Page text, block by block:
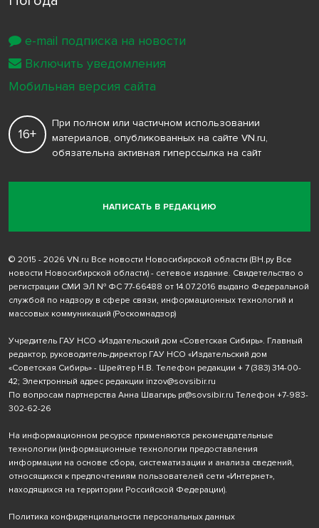
НАПИСАТЬ В РЕДАКЦИЮ
16+
При полном или частичном использовании
материалов, опубликованных на сайте VN.ru,
обязательна активная гиперссылка на сайт
© 2015 - 2026 VN.ru Все новости Новосибирской области (ВН.ру Все
новости Новосибирской области) - сетевое издание. Свидетельство о
регистрации СМИ ЭЛ № ФС 77-66488 от 14.07.2016 выдано Федеральной
службой по надзору в сфере связи, информационных технологий и
массовых коммуникаций (Роскомнадзор)
Учредитель ГАУ НСО «Издательский дом «Советская Сибирь». Главный
редактор, руководитель-директор ГАУ НСО «Издательский дом
«Советская Сибирь» - Шрейтер Н.В. Телефон редакции + 7 (383) 314-00-
42; Электронный адрес редакции inzov@sovsibir.ru
По вопросам партнерства Анна Швагирь pr@sovsibir.ru Телефон +7-983-
302-62-26
На информационном ресурсе применяются рекомендательные
технологии (информационные технологии предоставления
информации на основе сбора, систематизации и анализа сведений,
относящихся к предпочтениям пользователей сети «Интернет»,
находящихся на территории Российской Федерации).
Политика конфиденциальности персональных данных
e-mail подписка на новости
Включить уведомления
Мобильная версия сайта